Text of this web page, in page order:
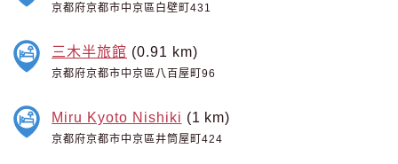
京都府京都市中京區白壁町431
三木半旅館 (0.91 km)
京都府京都市中京區八百屋町96
Miru Kyoto Nishiki (1 km)
京都府京都市中京區井筒屋町424